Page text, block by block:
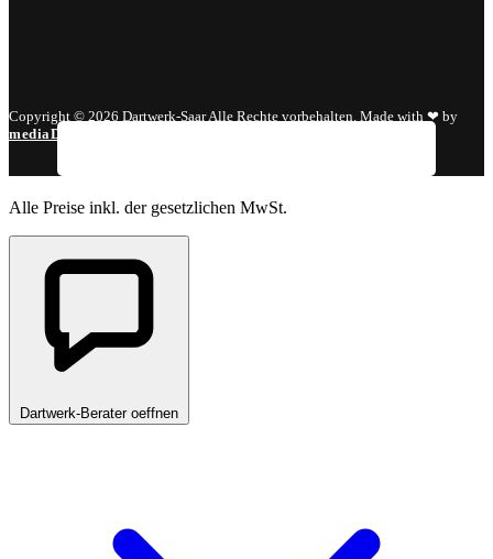
Copyright © 2026 Dartwerk-Saar Alle Rechte vorbehalten. Made with ❤ by
mediaDIV
Alle Preise inkl. der gesetzlichen MwSt.
Dartwerk-Berater oeffnen